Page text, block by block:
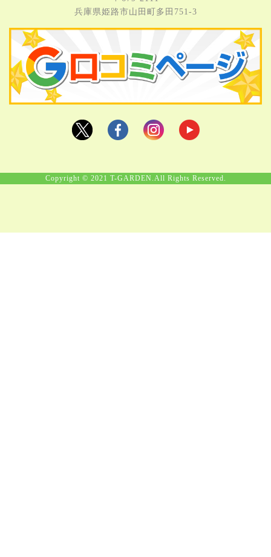
兵庫県姫路市⼭⽥町多⽥751-3
Copyright © 2021 T-GARDEN.All Rights Reserved.